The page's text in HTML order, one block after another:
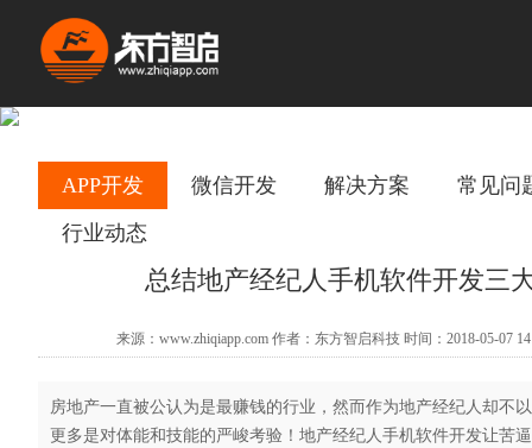
APP开发 微信开发 解决方案
常见问
行业动态
总结地产经纪人手机软件开发三
来源：www.zhiqiapp.com 作者：东方智启科技 时间：2018-05-07
房地产一直被公认为是最赚钱的行业，然而作为地产经纪人却不
更多是对体能和技能的严峻考验！地产经纪人手机软件开发让苦